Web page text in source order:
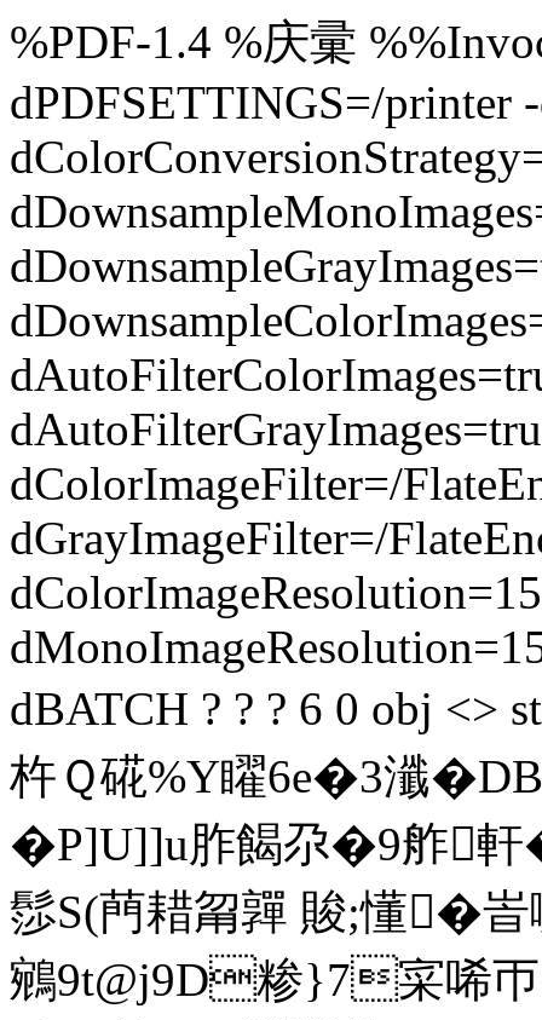
%PDF-1.4 %庆彚
dPDFSETTINGS=/printer
dColorImageFilter=/
dGrayImageFilter=/
dBATCH ? ? ? 6 0 obj <>
杵Ｑ硴%Y矅6e�3瀸
�P]U]]u胙餲尕�9舴
髿S(菛耤甮嚲 賐;懂�峕
鵷9t@j9D糁}7寀唏帀